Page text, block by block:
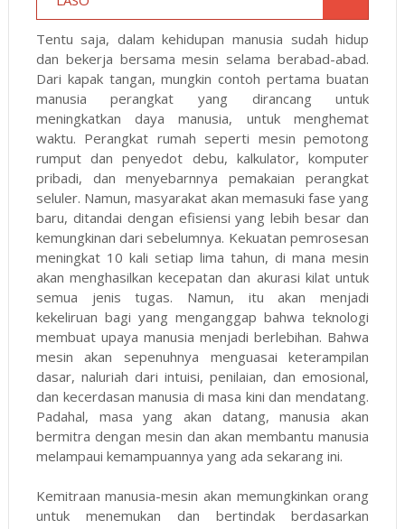
Tentu saja, dalam kehidupan manusia sudah hidup
dan bekerja bersama mesin selama berabad-abad.
Dari kapak tangan, mungkin contoh pertama buatan
manusia perangkat yang dirancang untuk
meningkatkan daya manusia, untuk menghemat
waktu. Perangkat rumah seperti mesin pemotong
rumput dan penyedot debu, kalkulator, komputer
pribadi, dan menyebarnnya pemakaian perangkat
seluler. Namun, masyarakat akan memasuki fase yang
baru, ditandai dengan efisiensi yang lebih besar dan
kemungkinan dari sebelumnya. Kekuatan pemrosesan
meningkat 10 kali setiap lima tahun, di mana mesin
akan menghasilkan kecepatan dan akurasi kilat untuk
semua jenis tugas. Namun, itu akan menjadi
kekeliruan bagi yang menganggap bahwa teknologi
membuat upaya manusia menjadi berlebihan. Bahwa
mesin akan sepenuhnya menguasai keterampilan
dasar, naluriah dari intuisi, penilaian, dan emosional,
dan kecerdasan manusia di masa kini dan mendatang.
Padahal, masa yang akan datang, manusia akan
bermitra dengan mesin dan akan membantu manusia
melampaui kemampuannya yang ada sekarang ini.
Kemitraan manusia-mesin akan memungkinkan orang
untuk menemukan dan bertindak berdasarkan